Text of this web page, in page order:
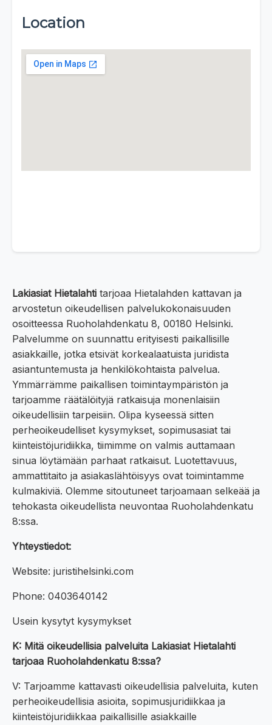
Location
Lakiasiat Hietalahti tarjoaa Hietalahden kattavan ja
arvostetun oikeudellisen palvelukokonaisuuden
osoitteessa Ruoholahdenkatu 8, 00180 Helsinki.
Palvelumme on suunnattu erityisesti paikallisille
asiakkaille, jotka etsivät korkealaatuista juridista
asiantuntemusta ja henkilökohtaista palvelua.
Ymmärrämme paikallisen toimintaympäristön ja
tarjoamme räätälöityjä ratkaisuja monenlaisiin
oikeudellisiin tarpeisiin. Olipa kyseessä sitten
perheoikeudelliset kysymykset, sopimusasiat tai
kiinteistöjuridiikka, tiimimme on valmis auttamaan
sinua löytämään parhaat ratkaisut. Luotettavuus,
ammattitaito ja asiakaslähtöisyys ovat toimintamme
kulmakiviä. Olemme sitoutuneet tarjoamaan selkeää ja
tehokasta oikeudellista neuvontaa Ruoholahdenkatu
8:ssa.
Yhteystiedot:
Website: juristihelsinki.com
Phone: 0403640142
Usein kysytyt kysymykset
K: Mitä oikeudellisia palveluita Lakiasiat Hietalahti
tarjoaa Ruoholahdenkatu 8:ssa?
V: Tarjoamme kattavasti oikeudellisia palveluita, kuten
perheoikeudellisia asioita, sopimusjuridiikkaa ja
kiinteistöjuridiikkaa paikallisille asiakkaille